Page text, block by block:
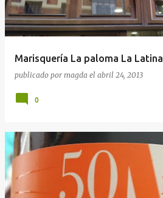
Marisquería La paloma La Latina
publicado por magda el abril 24, 2013
0